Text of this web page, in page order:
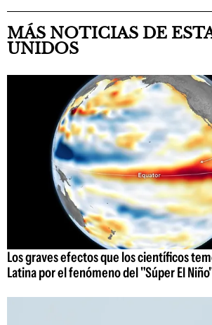
MÁS NOTICIAS DE
UNIDOS
Los graves efectos que los científicos
Latina por el fenómeno del "Súper El